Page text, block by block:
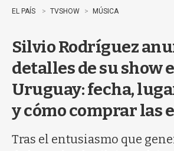
EL PAÍS TVSHOW MÚSICA
Silvio Rodríguez
detalles de su show
Uruguay: fecha,
y cómo comprar las
Tras el entusiasmo que